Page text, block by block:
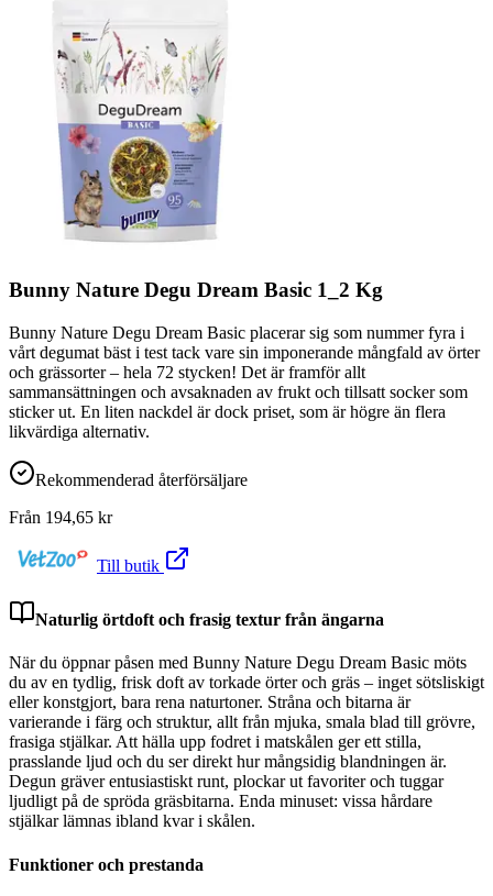
Bunny Nature Degu Dream Basic 1_2 Kg
Bunny Nature Degu Dream Basic placerar sig som nummer fyra i
vårt degumat bäst i test tack vare sin imponerande mångfald av örter
och grässorter – hela 72 stycken! Det är framför allt
sammansättningen och avsaknaden av frukt och tillsatt socker som
sticker ut. En liten nackdel är dock priset, som är högre än flera
likvärdiga alternativ.
Rekommenderad återförsäljare
Från 194,65 kr
Till butik
Naturlig örtdoft och frasig textur från ängarna
När du öppnar påsen med Bunny Nature Degu Dream Basic möts
du av en tydlig, frisk doft av torkade örter och gräs – inget sötsliskigt
eller konstgjort, bara rena naturtoner. Stråna och bitarna är
varierande i färg och struktur, allt från mjuka, smala blad till grövre,
frasiga stjälkar. Att hälla upp fodret i matskålen ger ett stilla,
prasslande ljud och du ser direkt hur mångsidig blandningen är.
Degun gräver entusiastiskt runt, plockar ut favoriter och tuggar
ljudligt på de spröda gräsbitarna. Enda minuset: vissa hårdare
stjälkar lämnas ibland kvar i skålen.
Funktioner och prestanda